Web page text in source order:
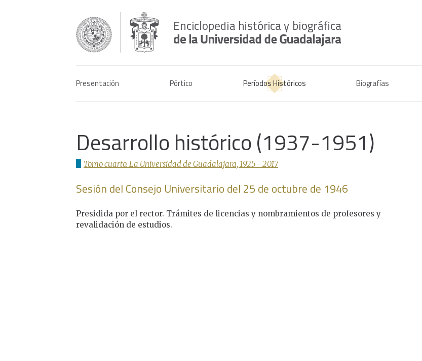
Presentación Pórtico Períodos Históricos Biografías
Desarrollo histórico (1937-1951)
Tomo cuarto. La Universidad de Guadalajara, 1925 - 2017
Sesión del Consejo Universitario del 25 de octubre de 1946
Presidida por el rector. Trámites de licencias y nombramientos de profesores y
revalidación de estudios.